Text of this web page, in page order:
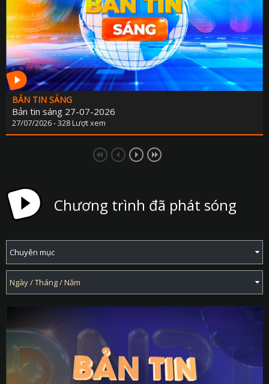
BẢN TIN SÁNG
Bản tin sáng 27-07-2026
27/07/2026 - 328 Lượt xem
Chương trình đã phát sóng